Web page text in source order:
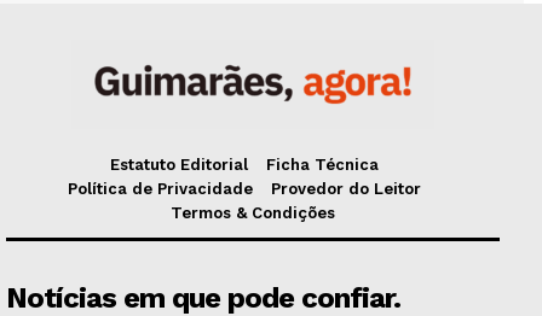
Estatuto Editorial
Ficha Técnica
Política de Privacidade
Provedor do Leitor
Termos & Condições
Notícias em que pode confiar.